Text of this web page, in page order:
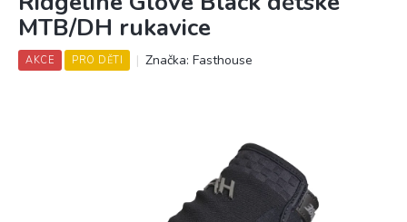
MTB/DH rukavice
AKCE PRO DĚTI Značka: Fasthouse